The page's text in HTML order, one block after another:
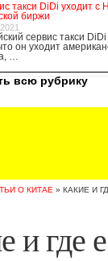
такси DiDi уходит с
биржи
сервис такси
он уходит
…
всю рубрику
О КИТАЕ » КАКИЕ И
и где